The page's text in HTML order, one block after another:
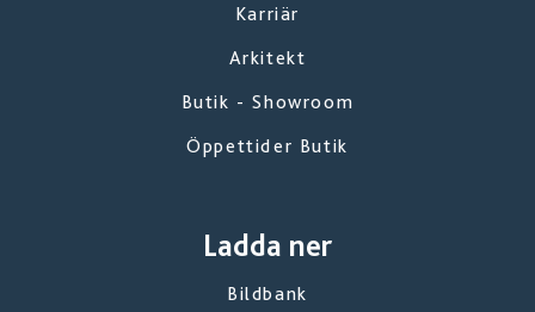
Karriär
Arkitekt
Butik - Showroom
Öppettider Butik
Ladda ner
Bildbank